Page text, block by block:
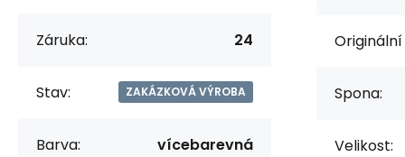
Záruka: 24
Stav: ZAKÁZKOVÁ VÝROBA
Barva: vícebarevná
Spona:
Velikost: